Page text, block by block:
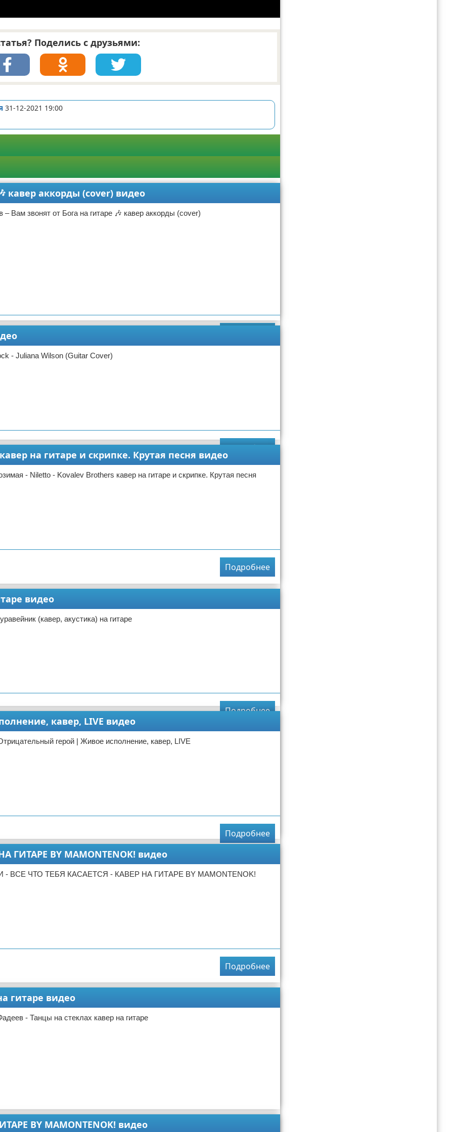
Поделись с друзьями:
31-12-2021 19:00
кавер аккорды (cover) видео
– Вам звонят от Бога на гитаре 🎶 кавер аккорды (cover)
- Juliana Wilson (Guitar Cover)
Подробнее
на гитаре и скрипке. Крутая песня видео
- Niletto - Kovalev Brothers кавер на гитаре и скрипке. Крутая песня
Подробнее
видео
(кавер, акустика) на гитаре
Подробнее
кавер, LIVE видео
герой | Живое исполнение, кавер, LIVE
Подробнее
ГИТАРЕ BY MAMONTENOK! видео
- ВСЕ ЧТО ТЕБЯ КАСАЕТСЯ - КАВЕР НА ГИТАРЕ BY MAMONTENOK!
Подробнее
гитаре видео
- Танцы на стеклах кавер на гитаре
BY MAMONTENOK! видео